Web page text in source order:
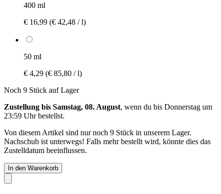
400 ml
€ 16,99 (€ 42,48 / l)
50 ml
€ 4,29 (€ 85,80 / l)
Noch 9 Stück auf Lager
Zustellung bis Samstag, 08. August, wenn du bis Donnerstag um
23:59 Uhrbestellst.
Von diesem Artikel sind nur noch 9 Stück in unserem Lager.
Nachschub ist unterwegs! Falls mehr bestellt wird, könnte dies das
Zustelldatum beeinflussen.
In den Warenkorb